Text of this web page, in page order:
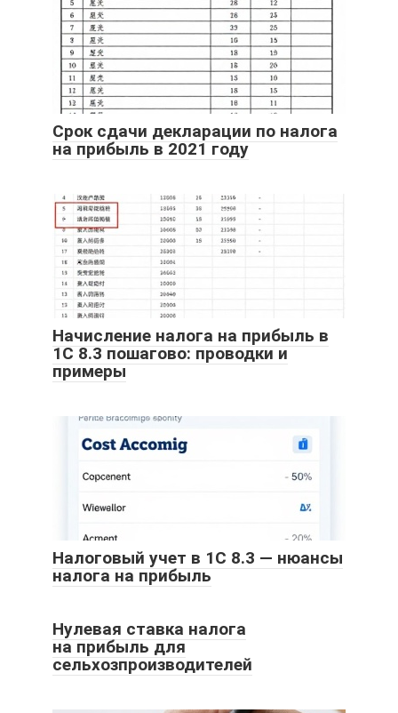
Срок сдачи декларации по налога
на прибыль в 2021 году
Начисление налога на прибыль в
1С 8.3 пошагово: проводки и
примеры
Налоговый учет в 1С 8.3 — нюансы
налога на прибыль
Нулевая ставка налога
на прибыль для
сельхозпроизводителей